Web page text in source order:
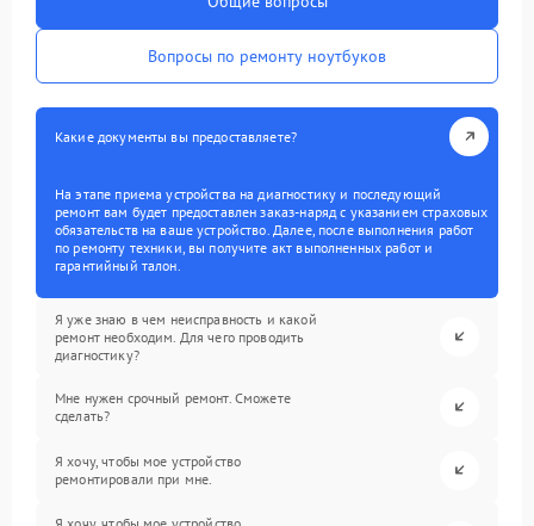
Вопросы по ремонту ноутбуков
Какие документы вы предоставляете?
На этапе приема устройства на диагностику и последующий
ремонт вам будет предоставлен заказ-наряд с указанием страховых
обязательств на ваше устройство. Далее, после выполнения работ
по ремонту техники, вы получите акт выполненных работ и
гарантийный талон.
Я уже знаю в чем неисправность и какой
ремонт необходим. Для чего проводить
диагностику?
Мне нужен срочный ремонт. Сможете
сделать?
Я хочу, чтобы мое устройство
ремонтировали при мне.